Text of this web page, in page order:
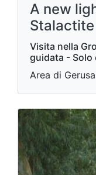
A new
Visita nella
guidata - Solo
Area di